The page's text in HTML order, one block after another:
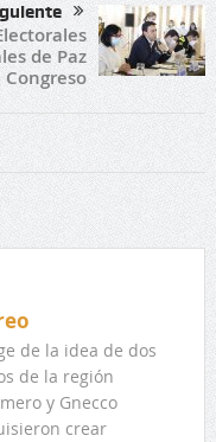
de Paz
de la idea de dos
de la región
y Gnecco
crear